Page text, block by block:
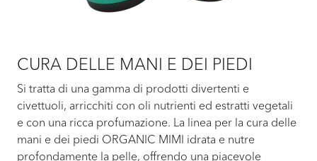
CURA DELLE MANI E DEI PIEDI
Si tratta di una gamma di prodotti divertenti e
civettuoli, arricchiti con oli nutrienti ed estratti vegetali
e con una ricca profumazione. La linea per la cura delle
mani e dei piedi ORGANIC MIMI idrata e nutre
profondamente la pelle, offrendo una piacevole